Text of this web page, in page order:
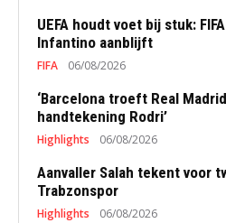
UEFA houdt voet bij stuk:
Infantino aanblijft
FIFA 06/08/2026
‘Barcelona troeft Real
handtekening Rodri’
Highlights 06/08/2026
Aanvaller Salah tekent voor
Trabzonspor
Highlights 06/08/2026